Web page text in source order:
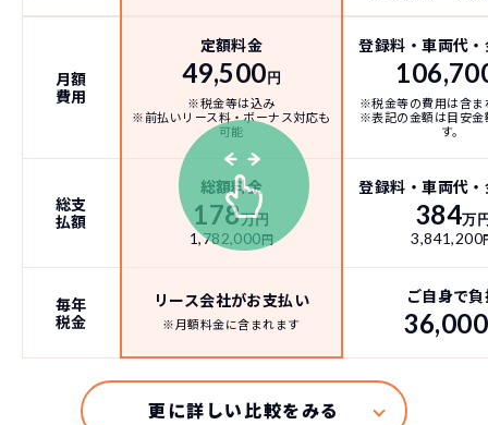
178万円
税込
1,782,000 円
月々の支払 49,500
おクルマの乗換えは、多額の費用が発生するため、短
期でカンタンに乗換えるのが難しくなります。
たとえ、数年で飽きてしまっても、故障が多発するま
で乗り続けている方は多いのではないでしょうか？
NORIDOKIの提案するカーライフは３年毎に新車に乗
り換え続けるというもの。3年毎に好きな新車を選んで
乗り換えられるし、故障・車検などの心配をする必要
がありません。また、6年乗るつもりで買ったのに、転
勤・妊娠・転職・ボーナスカットなど予想しない出来
事が発生しても短期契約で乗換えることができるの
で、ライフスタイルに合わせて乗り換えが可能です。
※車種により契約年数は異なります
月額
費用
定額料金
49,500円
※税金等は込み
※前払いリース料・ボーナス対応も
可能
登録料・車両代
※税金等の費用は含ま
※表記の金額は目安金
す。
総支
払額
総額料金
178万円
1,782,000円
登録料・車両代
384万
3,841,200
毎年
税金
リース会社がお支払い
※月額料金に含まれます
ご自身で
36,000